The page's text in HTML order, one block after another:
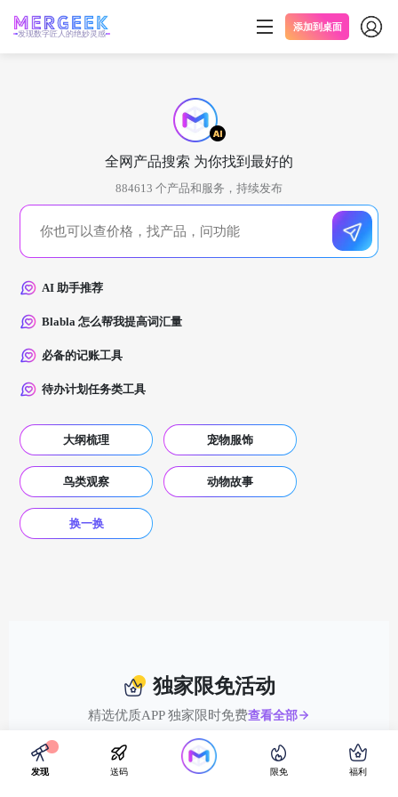
发现数字匠人的绝妙灵感
添加到桌面
全网产品搜索 为你找到最好的
884613 个产品和服务，持续发布
AI 助手推荐
Blabla 怎么帮我提高词汇量
必备的记账工具
待办计划任务类工具
大纲梳理 宠物服饰
鸟类观察 动物故事
换一换
独家限免活动
精选优质APP 独家限时免费查看全部
发现 送码 限免 福利